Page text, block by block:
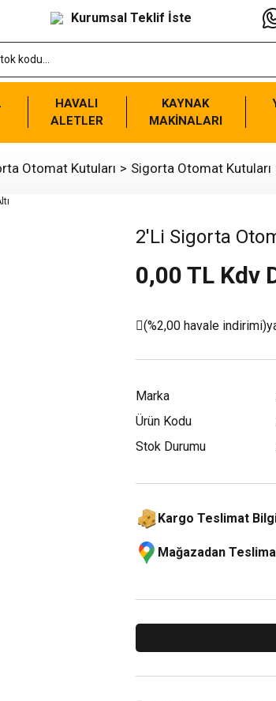
Kurumsal Teklif İste
HAVALI
ALETLER
KAYNAK
MAKİNALARI
Otomat Kutuları Sigorta Otomat Kutuları
2'Li Sigorta
0,00 TL Kdv
(%2,00 havale indirimi)
Marka
Ürün Kodu
Stok Durumu
Kargo Teslimat
Mağazadan